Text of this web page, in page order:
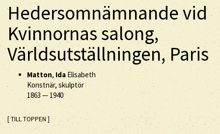
Hedersomnämnande vid
Kvinnornas salong,
Världsutställningen, Paris
Matton, Ida Elisabeth
Konstnär, skulptör
1863 — 1940
[ TILL TOPPEN ]